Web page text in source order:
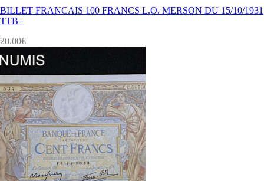
BILLET FRANCAIS 100 FRANCS L.O. MERSON DU 15/10/1931
TTB+
20.00€